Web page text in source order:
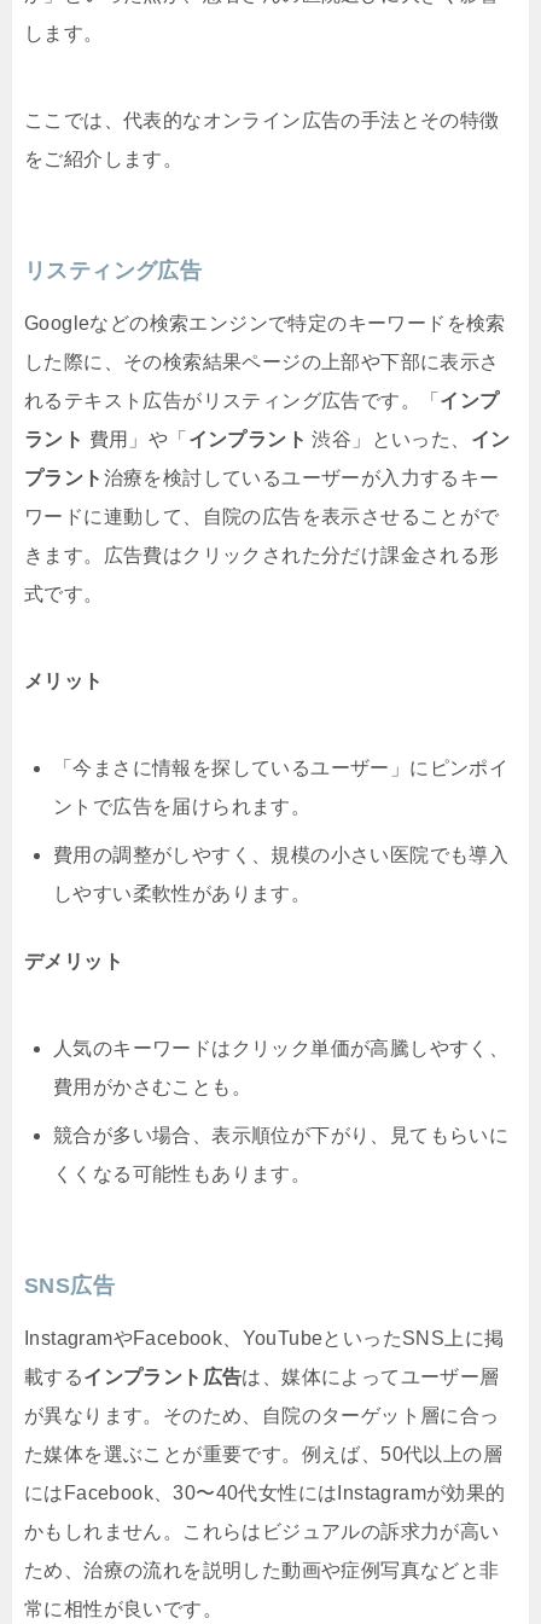
します。
ここでは、代表的なオンライン広告の手法とその特徴
をご紹介します。
リスティング広告
Googleなどの検索エンジンで特定のキーワードを検索
した際に、その検索結果ページの上部や下部に表示さ
れるテキスト広告がリスティング広告です。「 インプ
ラント 費用」や「 インプラント 渋谷」といった、 イン
プラント 治療を検討しているユーザーが入力するキー
ワードに連動して、自院の広告を表示させることがで
きます。広告費はクリックされた分だけ課金される形
式です。
メリット
「今まさに情報を探しているユーザー」にピンポイ
ントで広告を届けられます。
費用の調整がしやすく、規模の小さい医院でも導入
しやすい柔軟性があります。
デメリット
人気のキーワードはクリック単価が高騰しやすく、
費用がかさむことも。
競合が多い場合、表示順位が下がり、見てもらいに
くくなる可能性もあります。
SNS広告
InstagramやFacebook、YouTubeといったSNS上に掲
載するインプラント広告は、媒体によってユーザー層
が異なります。そのため、自院のターゲット層に合っ
た媒体を選ぶことが重要です。例えば、50代以上の層
にはFacebook、30〜40代女性にはInstagramが効果的
かもしれません。これらはビジュアルの訴求力が高い
ため、治療の流れを説明した動画や症例写真などと非
常に相性が良いです。